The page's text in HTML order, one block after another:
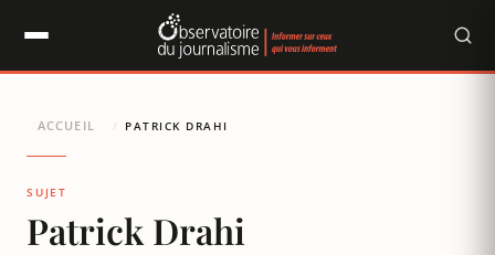
ACCUEIL / PATRICK DRAHI
SUJET
Patrick Drahi
Panneau de gestion des cookies